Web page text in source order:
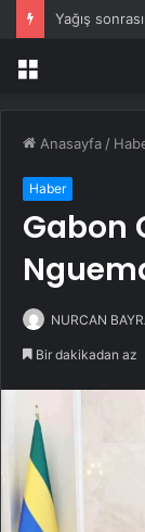
Menü
Anasayfa /
Haber
Gabon
NURCAN
Bir dakikadan az